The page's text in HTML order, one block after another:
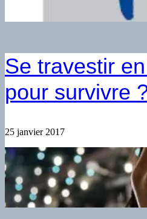
Se travestir
pour survivre
25 janvier 2017